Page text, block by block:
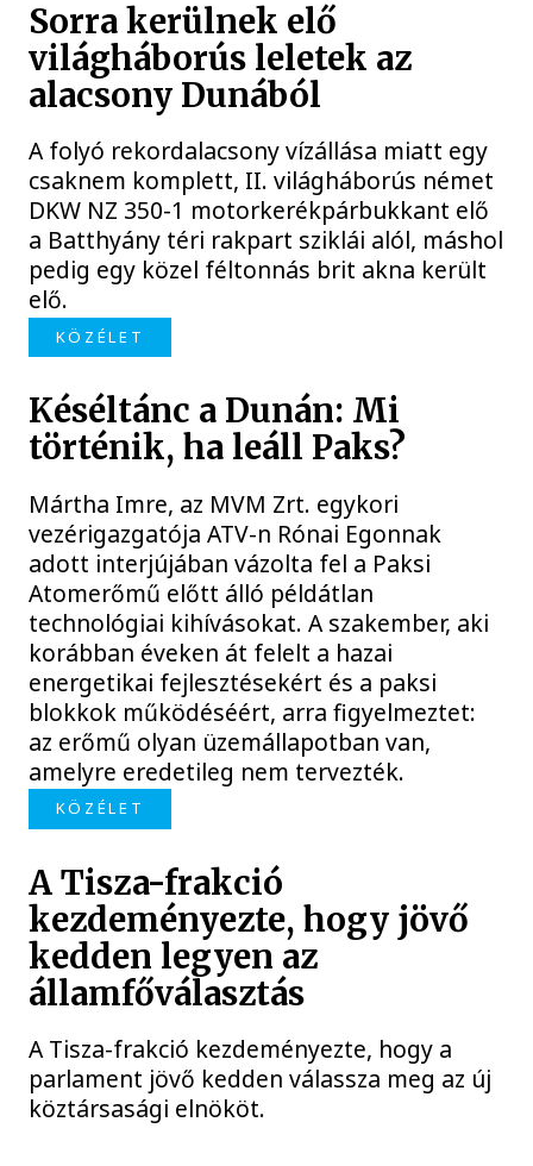
Sorra kerülnek elő
világháborús leletek az
alacsony Dunából
A folyó rekordalacsony vízállása miatt egy
csaknem komplett, II. világháborús német
DKW NZ 350-1 motorkerékpárbukkant elő
a Batthyány téri rakpart sziklái alól, máshol
pedig egy közel féltonnás brit akna került
elő.
KÖZÉLET
Késéltánc a Dunán: Mi
történik, ha leáll Paks?
Mártha Imre, az MVM Zrt. egykori
vezérigazgatója ATV-n Rónai Egonnak
adott interjújában vázolta fel a Paksi
Atomerőmű előtt álló példátlan
technológiai kihívásokat. A szakember, aki
korábban éveken át felelt a hazai
energetikai fejlesztésekért és a paksi
blokkok működéséért, arra figyelmeztet:
az erőmű olyan üzemállapotban van,
amelyre eredetileg nem tervezték.
KÖZÉLET
A Tisza-frakció
kezdeményezte, hogy jövő
kedden legyen az
államfőválasztás
A Tisza-frakció kezdeményezte, hogy a
parlament jövő kedden válassza meg az új
köztársasági elnököt.